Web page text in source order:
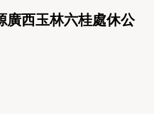
廣西玉林六桂處休公